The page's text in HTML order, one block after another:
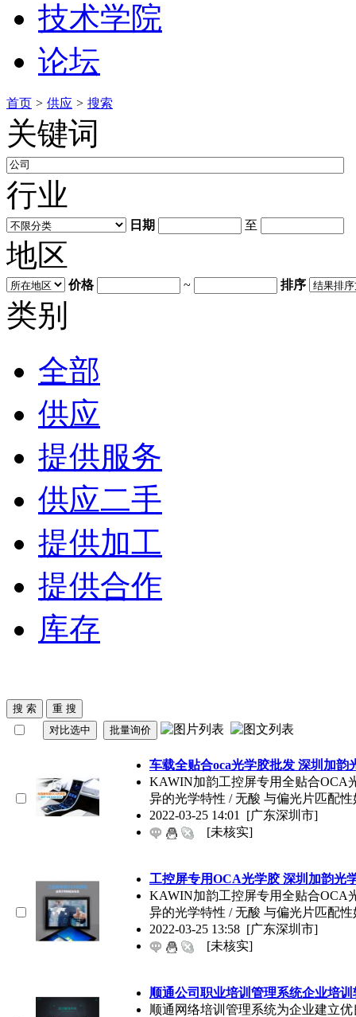
技术学院
论坛
首页 > 供应 > 搜索
关键词
行业
日期 至
地区
价格 ~ 排序
类别
全部
供应
提供服务
供应二手
提供加工
提供合作
库存
车载全贴合oca光学胶批发 深圳加韵
KAWIN加韵工控屏专用全贴合OCA
异的光学特性 / 无酸 与偏光片匹配性
2022-03-25 14:01 [广东深圳市]
[未核实]
工控屏专用OCA光学胶 深圳加韵光
KAWIN加韵工控屏专用全贴合OCA
异的光学特性 / 无酸 与偏光片匹配性
2022-03-25 13:58 [广东深圳市]
[未核实]
顺通公司 职业培训管理系统企业培训
顺通网络培训管理系统为企业建立